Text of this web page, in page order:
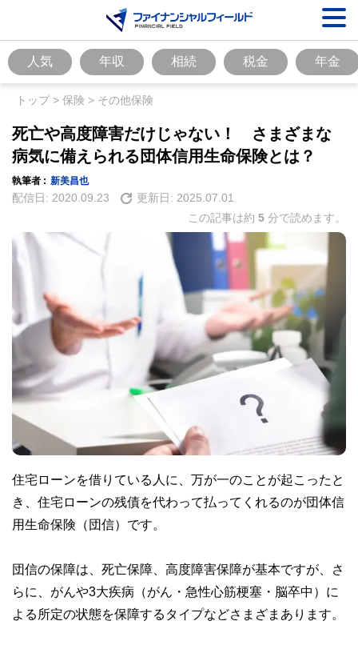
人気 年収 相続 税金 年金
トップ> 保険 > その他保険
死亡や高度障害だけじゃない！ さまざまな
病気に備えられる団体信用生命保険とは？
執筆者 : 新美昌也
配信日: 2020.09.23 更新日: 2025.07.01
この記事は約 5 分で読めます。
住宅ローンを借りている人に、万が一のことが起こったと
き、住宅ローンの残債を代わって払ってくれるのが団体信
用生命保険（団信）です。
団信の保障は、死亡保障、高度障害保障が基本ですが、さ
らに、がんや3大疾病（がん・急性心筋梗塞・脳卒中）に
よる所定の状態を保障するタイプなどさまざまあります。